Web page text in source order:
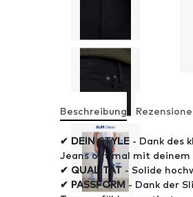
Beschreibung
✔ DEIN STYLE - Dank des
Jeans optimal mit deinem
✔ QUALITÄT - Solide
✔ PASSFORM - Dank der